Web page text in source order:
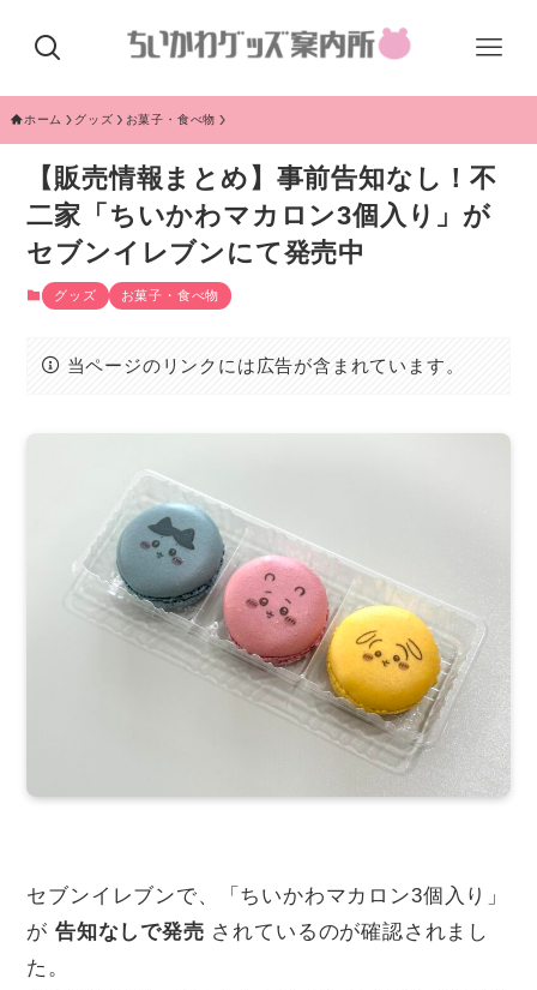
ホーム グッズ お菓子・食べ物
【販売情報まとめ】事前告知なし！不
二家「ちいかわマカロン3個入り」が
セブンイレブンにて発売中
グッズ お菓子・食べ物
当ページのリンクには広告が含まれています。
セブンイレブンで、「ちいかわマカロン3個入り」
が告知なしで発売 されているのが確認されまし
た。